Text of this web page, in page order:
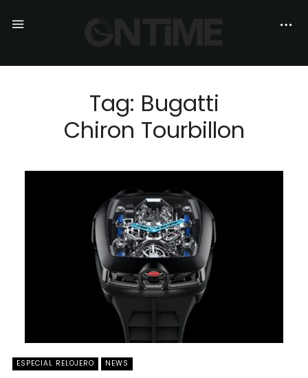
Tag: Bugatti
Chiron Tourbillon
ESPECIAL RELOJERO NEWS